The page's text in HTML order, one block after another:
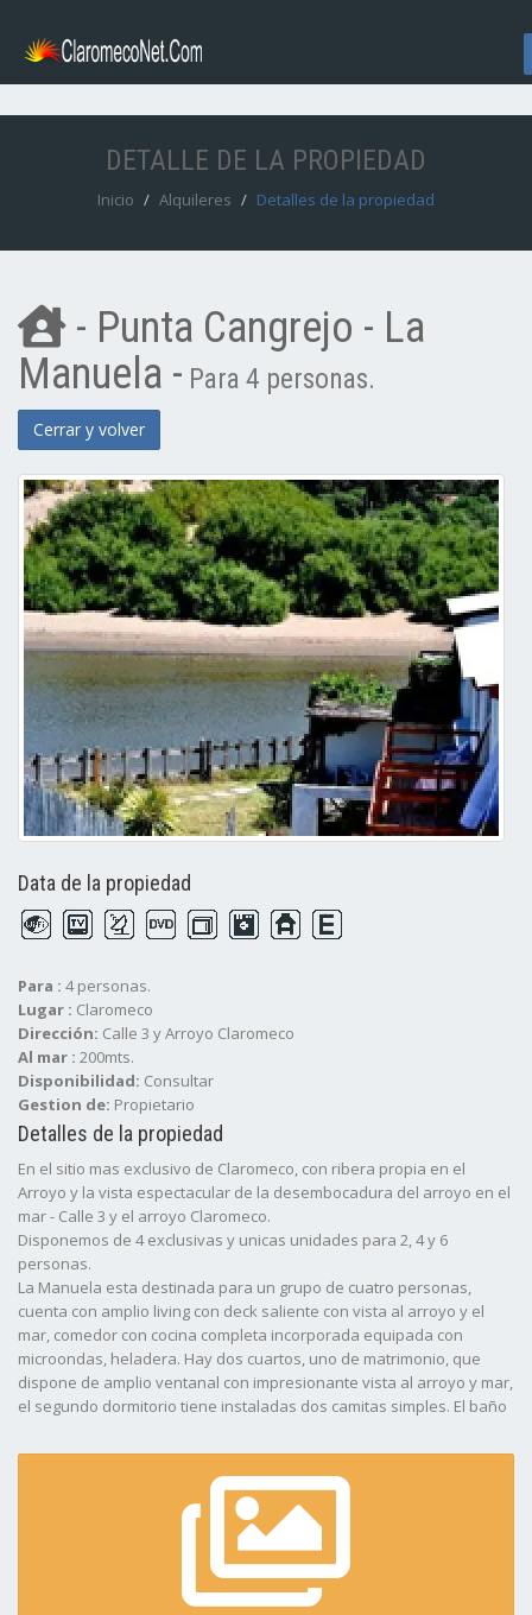
DETALLE DE LA PROPIEDAD
Inicio Alquileres Detalles de la propiedad
- Punta Cangrejo - La
Manuela - Para 4 personas.
Cerrar y volver
Data de la propiedad
Para : 4 personas.
Lugar : Claromeco
Dirección: Calle 3 y Arroyo Claromeco
Al mar : 200mts.
Disponibilidad: Consultar
Gestion de: Propietario
Detalles de la propiedad
En el sitio mas exclusivo de Claromeco, con ribera propia en el
Arroyo y la vista espectacular de la desembocadura del arroyo en el
mar - Calle 3 y el arroyo Claromeco.
Disponemos de 4 exclusivas y unicas unidades para 2, 4 y 6
personas.
La Manuela esta destinada para un grupo de cuatro personas,
cuenta con amplio living con deck saliente con vista al arroyo y el
mar, comedor con cocina completa incorporada equipada con
microondas, heladera. Hay dos cuartos, uno de matrimonio, que
dispone de amplio ventanal con impresionante vista al arroyo y mar,
el segundo dormitorio tiene instaladas dos camitas simples. El baño
el complejo brinda cochera cubierta y servicio de WiFi libre para sus
clientes, ademas del uso exclusivo de la pileta de natacion y kayaks
para paseos inigualables por el arroyo.
Uso exclusivo de pileta de natacion semi-olÃ­mpica.
*** Atendido por sus dueños ***